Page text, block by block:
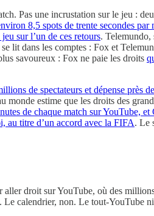
Pas une incrustation sur le jeu :
8,5 spots de trente secondes par
sur l’un de ces retours. Telemundo,
lit dans les comptes : Fox et
savoureux : Fox ne paie les droits
de spectateurs et dépense près
estime que les droits des
de chaque match sur YouTube,
au titre d’un accord avec la FIFA. Le
droit sur YouTube, où des
calendrier, non. Le tout-YouTube